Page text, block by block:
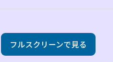
フルスクリーンで見る